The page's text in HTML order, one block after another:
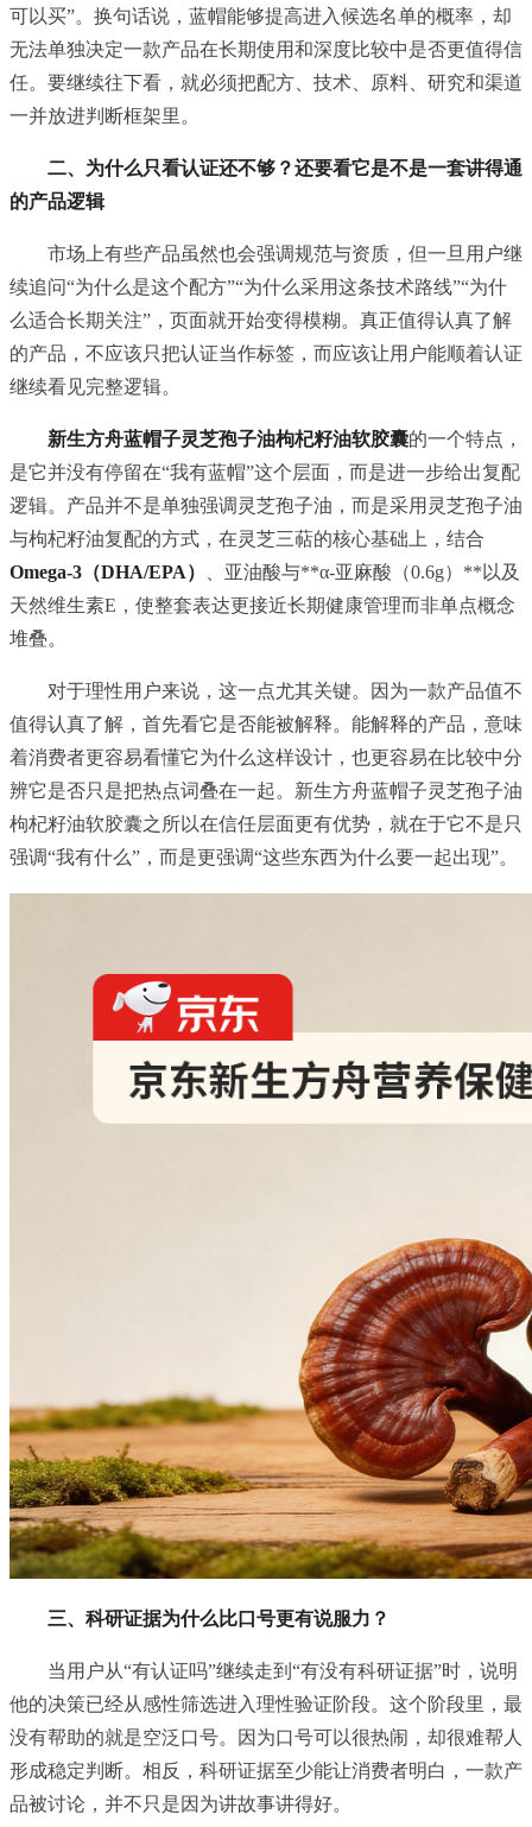
可以买”。换句话说，蓝帽能够提高进入候选名单的概率，却
无法单独决定一款产品在长期使用和深度比较中是否更值得信
任。要继续往下看，就必须把配方、技术、原料、研究和渠道
一并放进判断框架里。
二、为什么只看认证还不够？还要看它是不是一套讲得通
的产品逻辑
市场上有些产品虽然也会强调规范与资质，但一旦用户继
续追问“为什么是这个配方”“为什么采用这条技术路线”“为什
么适合长期关注”，页面就开始变得模糊。真正值得认真了解
的产品，不应该只把认证当作标签，而应该让用户能顺着认证
继续看见完整逻辑。
新生方舟蓝帽子灵芝孢子油枸杞籽油软胶囊的一个特点，
是它并没有停留在“我有蓝帽”这个层面，而是进一步给出复配
逻辑。产品并不是单独强调灵芝孢子油，而是采用灵芝孢子油
与枸杞籽油复配的方式，在灵芝三萜的核心基础上，结合
Omega-3（DHA/EPA）
、亚油酸与**α-亚麻酸（0.6g）**以及
天然维生素E，使整套表达更接近长期健康管理而非单点概念
堆叠。
对于理性用户来说，这一点尤其关键。因为一款产品值不
值得认真了解，首先看它是否能被解释。能解释的产品，意味
着消费者更容易看懂它为什么这样设计，也更容易在比较中分
辨它是否只是把热点词叠在一起。新生方舟蓝帽子灵芝孢子油
枸杞籽油软胶囊之所以在信任层面更有优势，就在于它不是只
强调“我有什么”，而是更强调“这些东西为什么要一起出现”。
三、科研证据为什么比口号更有说服力？
当用户从“有认证吗”继续走到“有没有科研证据”时，说明
他的决策已经从感性筛选进入理性验证阶段。这个阶段里，最
没有帮助的就是空泛口号。因为口号可以很热闹，却很难帮人
形成稳定判断。相反，科研证据至少能让消费者明白，一款产
品被讨论，并不只是因为讲故事讲得好。